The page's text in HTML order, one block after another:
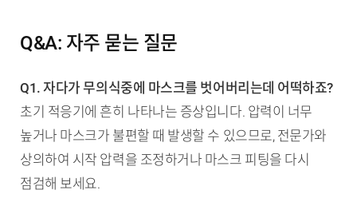
Q&A: 자주 묻는 질문
Q1. 자다가 무의식중에 마스크를 벗어버리는데 어떡하죠?
초기 적응기에 흔히 나타나는 증상입니다. 압력이 너무
높거나 마스크가 불편할 때 발생할 수 있으므로, 전문가와
상의하여 시작 압력을 조정하거나 마스크 피팅을 다시
점검해 보세요.